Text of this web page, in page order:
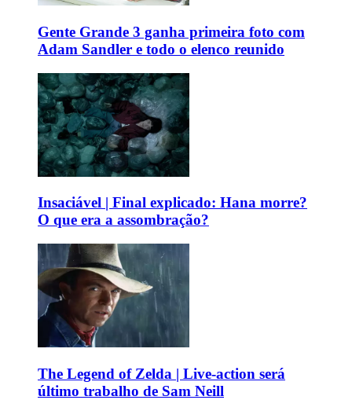
Gente Grande 3 ganha primeira foto com
Adam Sandler e todo o elenco reunido
Insaciável | Final explicado: Hana morre?
O que era a assombração?
The Legend of Zelda | Live-action será
último trabalho de Sam Neill